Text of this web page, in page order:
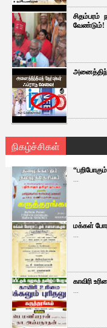
சிதம்பரம்
வேண்டும்!
நிகழ்ச்சிகள்
...
மக்கள்
...
காவிரி
...